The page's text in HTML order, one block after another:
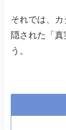
それでは、
隠された「
う。